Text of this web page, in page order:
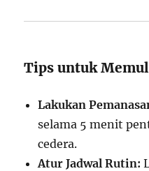
Tips untuk
Lakukan
selama 5 menit
cedera.
Atur Jadwal Rutin: